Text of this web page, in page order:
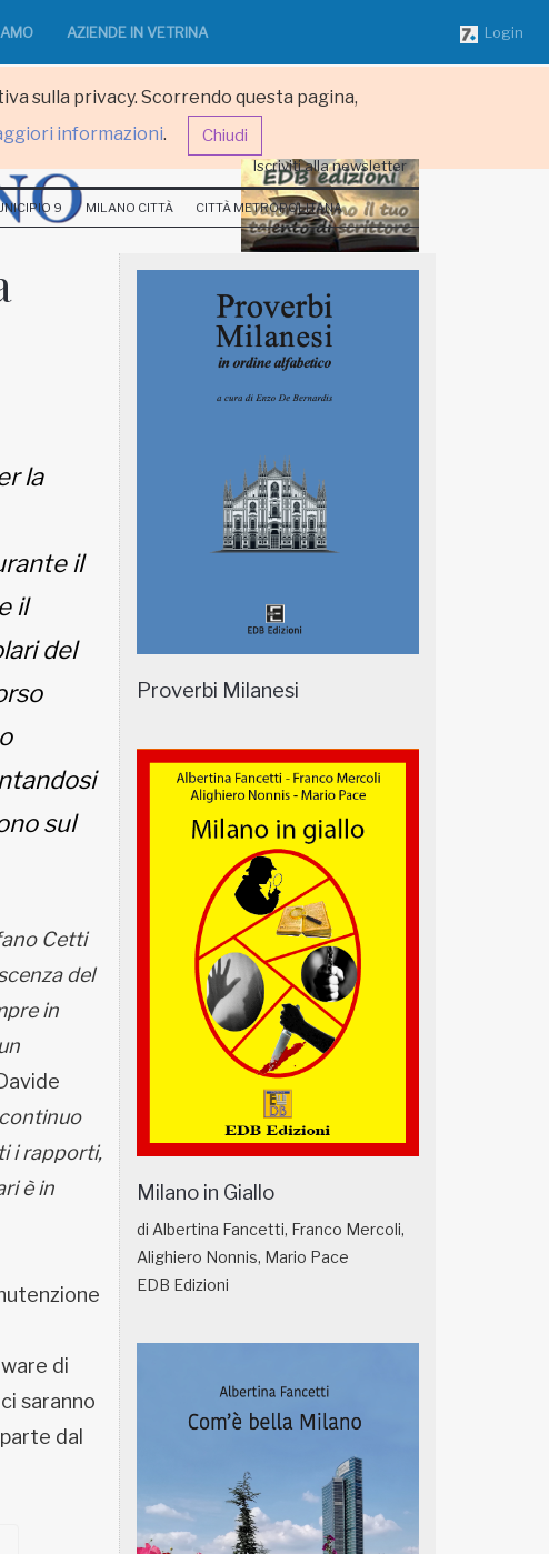
sulla privacy. Scorrendo questa pagina,
informazioni. Chiudi
AZIENDE IN VETRINA Login
Iscriviti alla newsletter
9 MILANO CITTÀ CITTÀ METROPOLITANA
la
il
il
del
sul
Cetti
del
in
i rapporti,
è in
di
saranno
dal
Proverbi Milanesi
Milano in Giallo
di Albertina Fancetti, Franco Mercoli,
Alighiero Nonnis, Mario Pace
EDB Edizioni